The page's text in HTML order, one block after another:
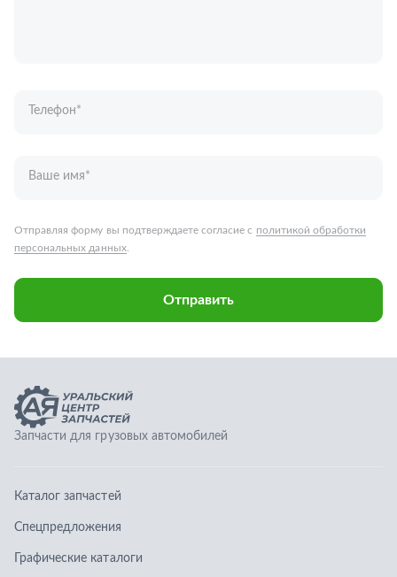
Запчасти для грузовых автомобилей
Каталог запчастей
Спецпредложения
О компании
Контакты
Доставка и оплата